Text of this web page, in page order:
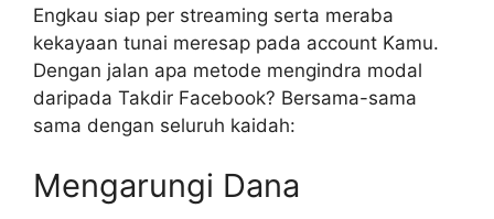
Engkau siap per streaming serta meraba
kekayaan tunai meresap pada account Kamu.
Dengan jalan apa metode mengindra modal
daripada Takdir Facebook? Bersama-sama
sama dengan seluruh kaidah:
Mengarungi Dana